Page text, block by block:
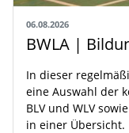
06.08.2026
BWLA |
In dieser
eine Auswahl der
BLV und WLV
in einer Übersicht.